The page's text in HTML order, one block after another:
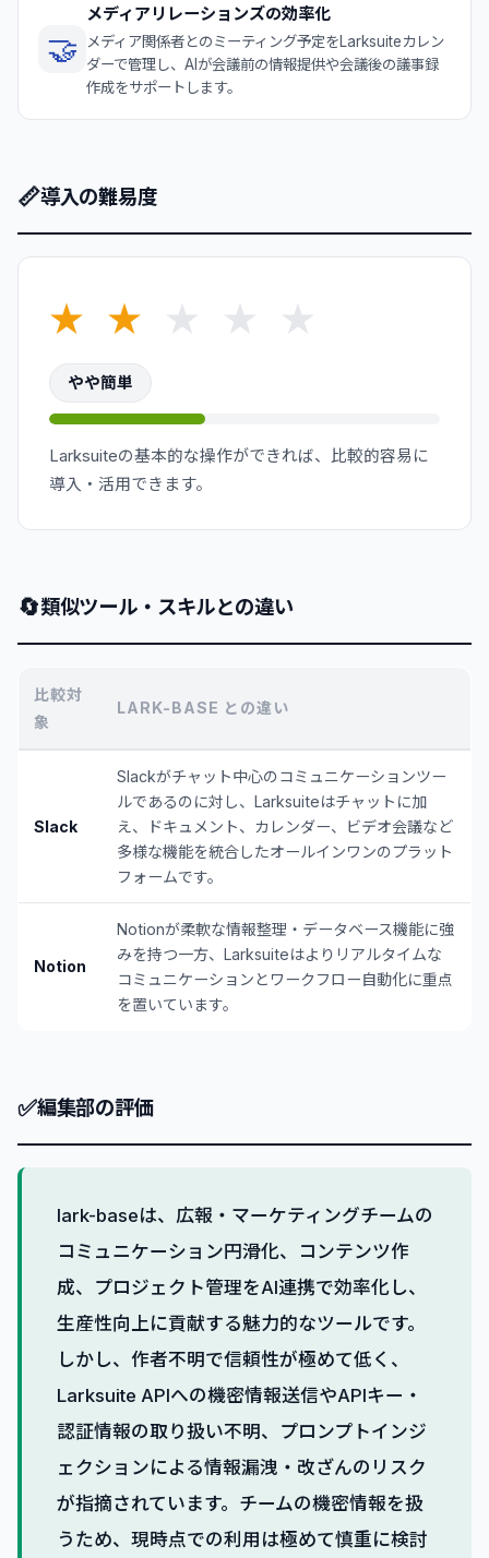
🤝
メディアリレーションズの効率化
メディア関係者とのミーティング予定をLarksuiteカレン
ダーで管理し、AIが会議前の情報提供や会議後の議事録
作成をサポートします。
📏導入の難易度
★ ★ ★ ★ ★
やや簡単
Larksuiteの基本的な操作ができれば、比較的容易に
導入・活用できます。
🔄類似ツール・スキルとの違い
比較対
象
LARK-BASE との違い
Slack
Slackがチャット中心のコミュニケーションツー
ルであるのに対し、Larksuiteはチャットに加
え、ドキュメント、カレンダー、ビデオ会議など
多様な機能を統合したオールインワンのプラット
フォームです。
Notion
Notionが柔軟な情報整理・データベース機能に強
みを持つ一方、Larksuiteはよりリアルタイムな
コミュニケーションとワークフロー自動化に重点
を置いています。
✅編集部の評価
lark-baseは、広報・マーケティングチームの
コミュニケーション円滑化、コンテンツ作
成、プロジェクト管理をAI連携で効率化し、
生産性向上に貢献する魅力的なツールです。
しかし、作者不明で信頼性が極めて低く、
Larksuite APIへの機密情報送信やAPIキー・
認証情報の取り扱い不明、プロンプトインジ
ェクションによる情報漏洩・改ざんのリスク
が指摘されています。チームの機密情報を扱
うため、現時点での利用は極めて慎重に検討